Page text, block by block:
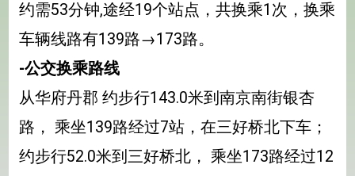
约需53分钟,途经19个站点，共换乘1次，换乘
车辆线路有139路→173路。
-公交换乘路线
从华府丹郡 约步行143.0米到南京南街银杏
路， 乘坐139路经过7站，在三好桥北下车；
约步行52.0米到三好桥北， 乘坐173路经过12